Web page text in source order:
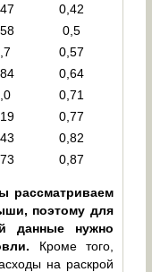
0,42
0,5
0,57
0,64
0,71
0,77
0,82
0,87
рассматриваем
поэтому для
данные нужно
Кроме того,
на раскрой